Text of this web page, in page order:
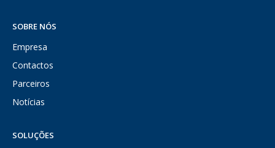
SOBRE NÓS
Empresa
Contactos
Parceiros
Notícias
SOLUÇÕES